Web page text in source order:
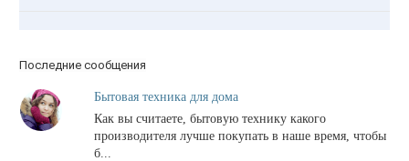
Последние сообщения
Бытовая техника для дома
Как вы считаете, бытовую технику какого
производителя лучше покупать в наше время, чтобы
б...